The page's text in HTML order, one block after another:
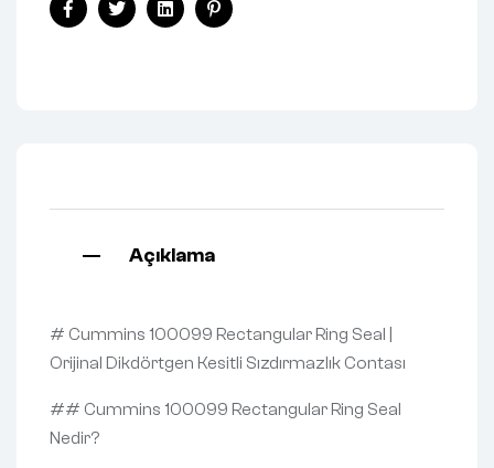
FacebookTwitterLinkedinPinterest
Açıklama
# Cummins 100099 Rectangular Ring Seal |
Orijinal Dikdörtgen Kesitli Sızdırmazlık Contası
## Cummins 100099 Rectangular Ring Seal
Nedir?